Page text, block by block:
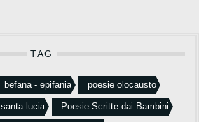
TAG
befana - epifania poesie olocausto
santa lucia Poesie Scritte dai Bambini